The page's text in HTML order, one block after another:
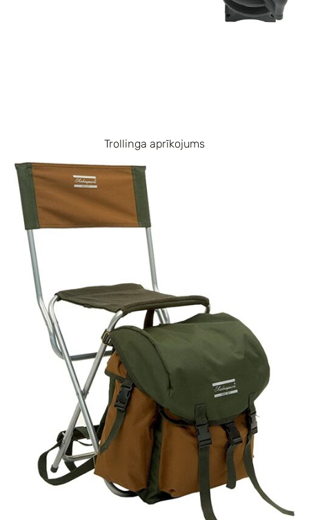
Trollinga aprīkojums